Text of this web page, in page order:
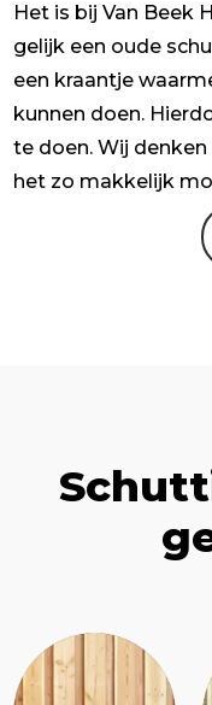
Het is bij Van Beek
gelijk een oude
een kraantje
kunnen doen.
te doen. Wij
het zo makkelijk